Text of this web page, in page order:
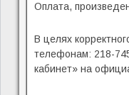
Оплата,
В целях
телефонам: 218-
кабинет» на